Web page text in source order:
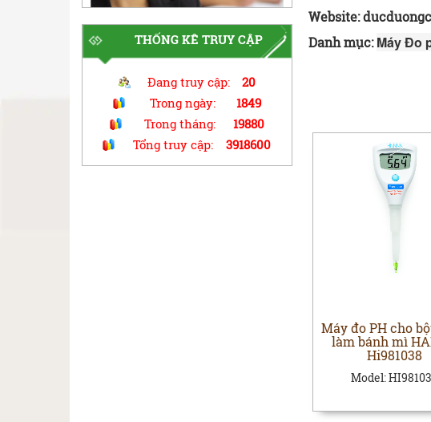
THỐNG KÊ TRUY CẬP
Đang truy cập:
20
Trong ngày:
1849
Trong tháng:
19880
Tổng truy cập:
3918600
Website:
Danh mục:Máy Đo
Máy đo PH cho
làm bánh mì
Hi981038
Model: